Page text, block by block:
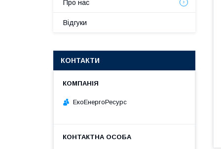
Про нас
Відгуки
КОНТАКТИ
ЕкоЕнергоРесурс